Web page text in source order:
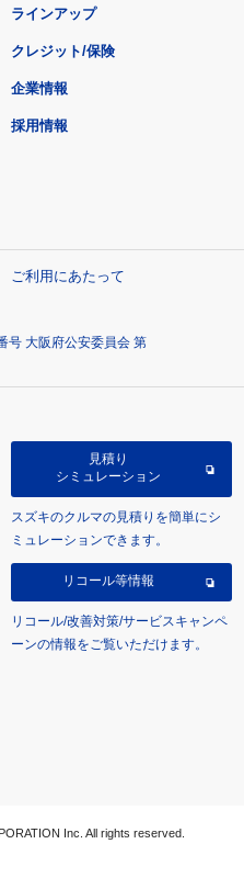
ラインアップ
クレジット/保険
企業情報
採用情報
ご利用にあたって
号 大阪府公安委員会 第
見積り
シミュレーション
スズキのクルマの見積りを簡単にシ
ミュレーションできます。
リコール等情報
リコール/改善対策/サービスキャンペ
ーンの情報をご覧いただけます。
Inc. All rights reserved.